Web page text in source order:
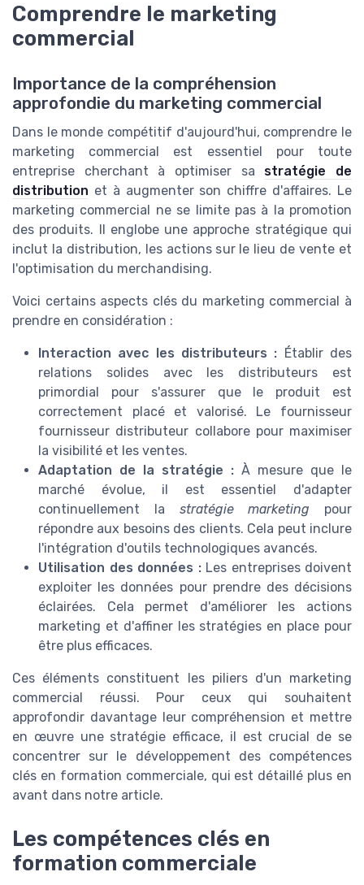
Comprendre le marketing
commercial
Importance de la compréhension
approfondie du marketing commercial
Dans le monde compétitif d'aujourd'hui, comprendre le
marketing commercial est essentiel pour toute
entreprise cherchant à optimiser sa stratégie de
distribution et à augmenter son chiffre d'affaires. Le
marketing commercial ne se limite pas à la promotion
des produits. Il englobe une approche stratégique qui
inclut la distribution, les actions sur le lieu de vente et
l'optimisation du merchandising.
Voici certains aspects clés du marketing commercial à
prendre en considération :
Interaction avec les distributeurs : Établir des
relations solides avec les distributeurs est
primordial pour s'assurer que le produit est
correctement placé et valorisé. Le fournisseur
fournisseur distributeur collabore pour maximiser
la visibilité et les ventes.
Adaptation de la stratégie : À mesure que le
marché évolue, il est essentiel d'adapter
continuellement la stratégie marketing pour
répondre aux besoins des clients. Cela peut inclure
l'intégration d'outils technologiques avancés.
Utilisation des données :Les entreprises doivent
exploiter les données pour prendre des décisions
éclairées. Cela permet d'améliorer les actions
marketing et d'affiner les stratégies en place pour
être plus efficaces.
Ces éléments constituent les piliers d'un marketing
commercial réussi. Pour ceux qui souhaitent
approfondir davantage leur compréhension et mettre
en œuvre une stratégie efficace, il est crucial de se
concentrer sur le développement des compétences
clés en formation commerciale, qui est détaillé plus en
avant dans notre article.
Les compétences clés en
formation commerciale